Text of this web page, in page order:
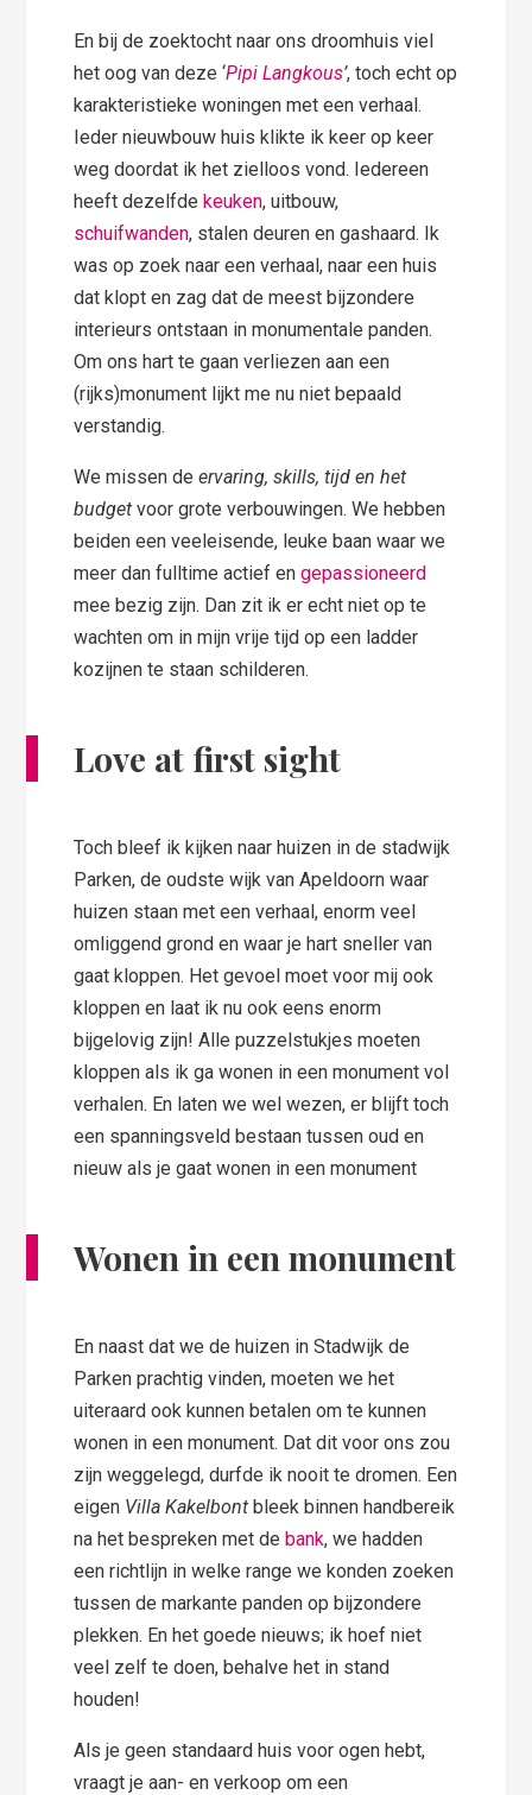
En bij de zoektocht naar ons droomhuis viel
het oog van deze ‘Pipi Langkous’, toch echt op
karakteristieke woningen met een verhaal.
Ieder nieuwbouw huis klikte ik keer op keer
weg doordat ik het zielloos vond. Iedereen
heeft dezelfdekeuken, uitbouw,
schuifwanden, stalen deuren en gashaard. Ik
was op zoek naar een verhaal, naar een huis
dat klopt en zag dat de meest bijzondere
interieurs ontstaan in monumentale panden.
Om ons hart te gaan verliezen aan een
(rijks)monument lijkt me nu niet bepaald
verstandig.
We missen de ervaring, skills, tijd en het
budget voor grote verbouwingen. We hebben
beiden een veeleisende, leuke baan waar we
meer dan fulltime actief engepassioneerd
mee bezig zijn. Dan zit ik er echt niet op te
wachten om in mijn vrije tijd op een ladder
kozijnen te staan schilderen.
Love at first sight
Toch bleef ik kijken naar huizen in de stadwijk
Parken, de oudste wijk van Apeldoorn waar
huizen staan met een verhaal, enorm veel
omliggend grond en waar je hart sneller van
gaat kloppen. Het gevoel moet voor mij ook
kloppen en laat ik nu ook eens enorm
bijgelovig zijn! Alle puzzelstukjes moeten
kloppen als ik ga wonen in een monument vol
verhalen. En laten we wel wezen, er blijft toch
een spanningsveld bestaan tussen oud en
nieuw als je gaat wonen in een monument
Wonen in een monument
En naast dat we de huizen in Stadwijk de
Parken prachtig vinden, moeten we het
uiteraard ook kunnen betalen om te kunnen
wonen in een monument. Dat dit voor ons zou
zijn weggelegd, durfde ik nooit te dromen. Een
eigen Villa Kakelbont bleek binnen handbereik
na het bespreken met debank, we hadden
een richtlijn in welke range we konden zoeken
tussen de markante panden op bijzondere
plekken. En het goede nieuws; ik hoef niet
veel zelf te doen, behalve het in stand
houden!
Als je geen standaard huis voor ogen hebt,
vraagt je aan- en verkoop om een